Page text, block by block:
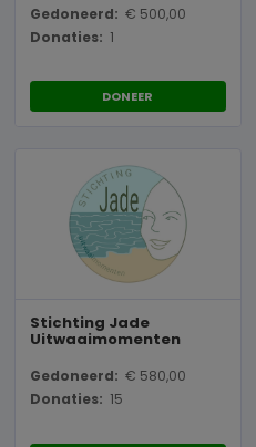
Gedoneerd: € 500,00
Donaties: 1
DONEER
Stichting Jade
Uitwaaimomenten
Gedoneerd: € 580,00
Donaties: 15